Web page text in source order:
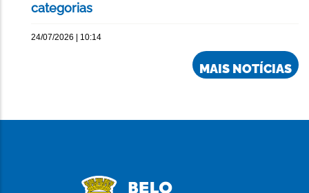
categorias
24/07/2026 | 10:14
MAIS NOTÍCIAS